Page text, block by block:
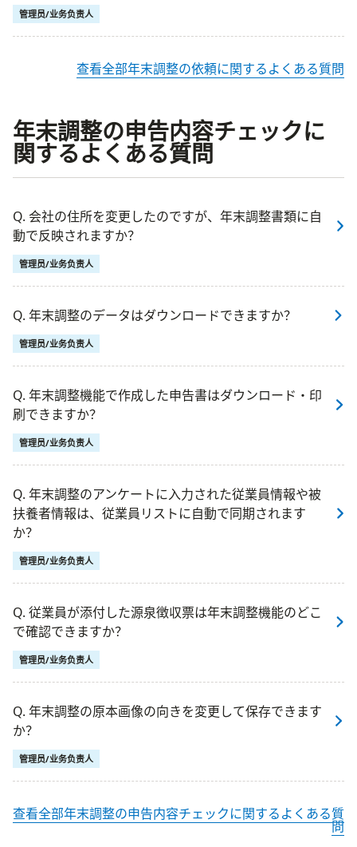
管理员/业务负责人
查看全部年末調整の依頼に関するよくある質問
年末調整の申告内容チェックに
関するよくある質問
Q. 会社の住所を変更したのですが、年末調整書類に自
動で反映されますか？
管理员/业务负责人
Q. 年末調整のデータはダウンロードできますか？
管理员/业务负责人
Q. 年末調整機能で作成した申告書はダウンロード・印
刷できますか？
管理员/业务负责人
Q. 年末調整のアンケートに入力された従業員情報や被
扶養者情報は、従業員リストに自動で同期されます
か？
管理员/业务负责人
Q. 従業員が添付した源泉徴収票は年末調整機能のどこ
で確認できますか？
管理员/业务负责人
Q. 年末調整の原本画像の向きを変更して保存できます
か？
管理员/业务负责人
查看全部年末調整の申告内容チェックに関するよくある質
問